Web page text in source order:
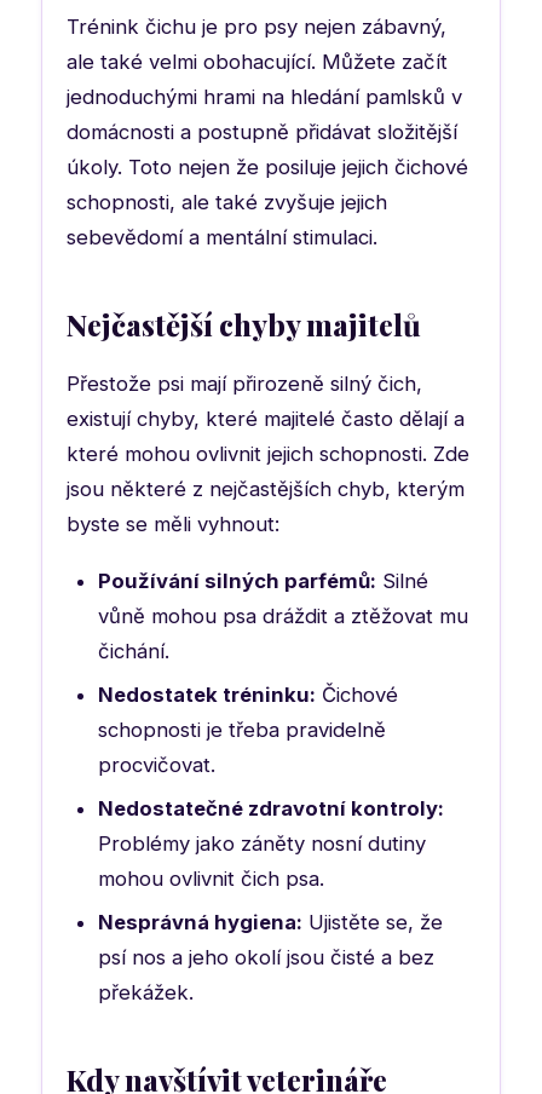
Trénink čichu je pro psy nejen zábavný,
ale také velmi obohacující. Můžete začít
jednoduchými hrami na hledání pamlsků v
domácnosti a postupně přidávat složitější
úkoly. Toto nejen že posiluje jejich čichové
schopnosti, ale také zvyšuje jejich
sebevědomí a mentální stimulaci.
Nejčastější chyby majitelů
Přestože psi mají přirozeně silný čich,
existují chyby, které majitelé často dělají a
které mohou ovlivnit jejich schopnosti. Zde
jsou některé z nejčastějších chyb, kterým
byste se měli vyhnout:
Používání silných parfémů: Silné
vůně mohou psa dráždit a ztěžovat mu
čichání.
Nedostatek tréninku: Čichové
schopnosti je třeba pravidelně
procvičovat.
Nedostatečné zdravotní kontroly:
Problémy jako záněty nosní dutiny
mohou ovlivnit čich psa.
Nesprávná hygiena: Ujistěte se, že
psí nos a jeho okolí jsou čisté a bez
překážek.
Kdy navštívit veterináře